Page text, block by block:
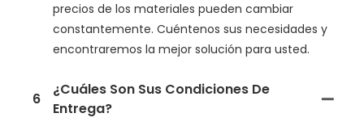
precios de los materiales pueden cambiar
constantemente. Cuéntenos sus necesidades y
encontraremos la mejor solución para usted.
6
¿Cuáles Son Sus Condiciones De
Entrega?